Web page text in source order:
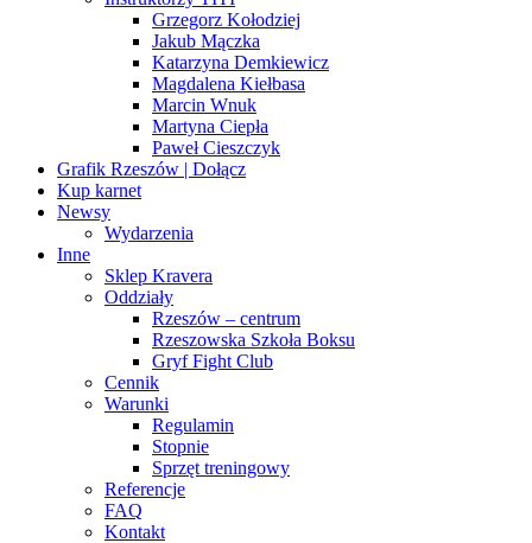
Grzegorz Kołodziej
Jakub Mączka
Katarzyna Demkiewicz
Magdalena Kiełbasa
Marcin Wnuk
Martyna Ciepła
Paweł Cieszczyk
Grafik Rzeszów | Dołącz
Kup karnet
Newsy
Wydarzenia
Inne
Sklep Kravera
Oddziały
Rzeszów – centrum
Rzeszowska Szkoła Boksu
Gryf Fight Club
Cennik
Warunki
Regulamin
Stopnie
Sprzęt treningowy
Referencje
FAQ
Kontakt